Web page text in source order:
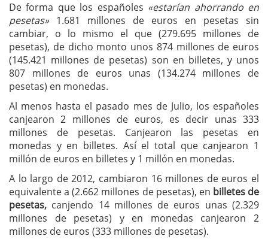
De forma que los españoles «estarían ahorrando en
pesetas»1.681 millones de euros en pesetas sin
cambiar, o lo mismo el que (279.695 millones de
pesetas), de dicho monto unos 874 millones de euros
(145.421 millones de pesetas) son en billetes, y unos
807 millones de euros unas (134.274 millones de
pesetas) en monedas.
Al menos hasta el pasado mes de Julio, los españoles
canjearon 2 millones de euros, es decir unas 333
millones de pesetas. Canjearon las pesetas en
monedas y en billetes. Así el total que canjearon 1
millón de euros en billetes y 1 millón en monedas.
A lo largo de 2012, cambiaron 16 millones de euros el
equivalente a (2.662 millones de pesetas), en billetes de
pesetas, canjendo 14 millones de euros unas (2.329
millones de pesetas) y en monedas canjearon 2
millones de euros (333 millones de pesetas).